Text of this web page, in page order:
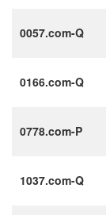
0057.com-Q
0166.com-Q
0778.com-P
1037.com-Q